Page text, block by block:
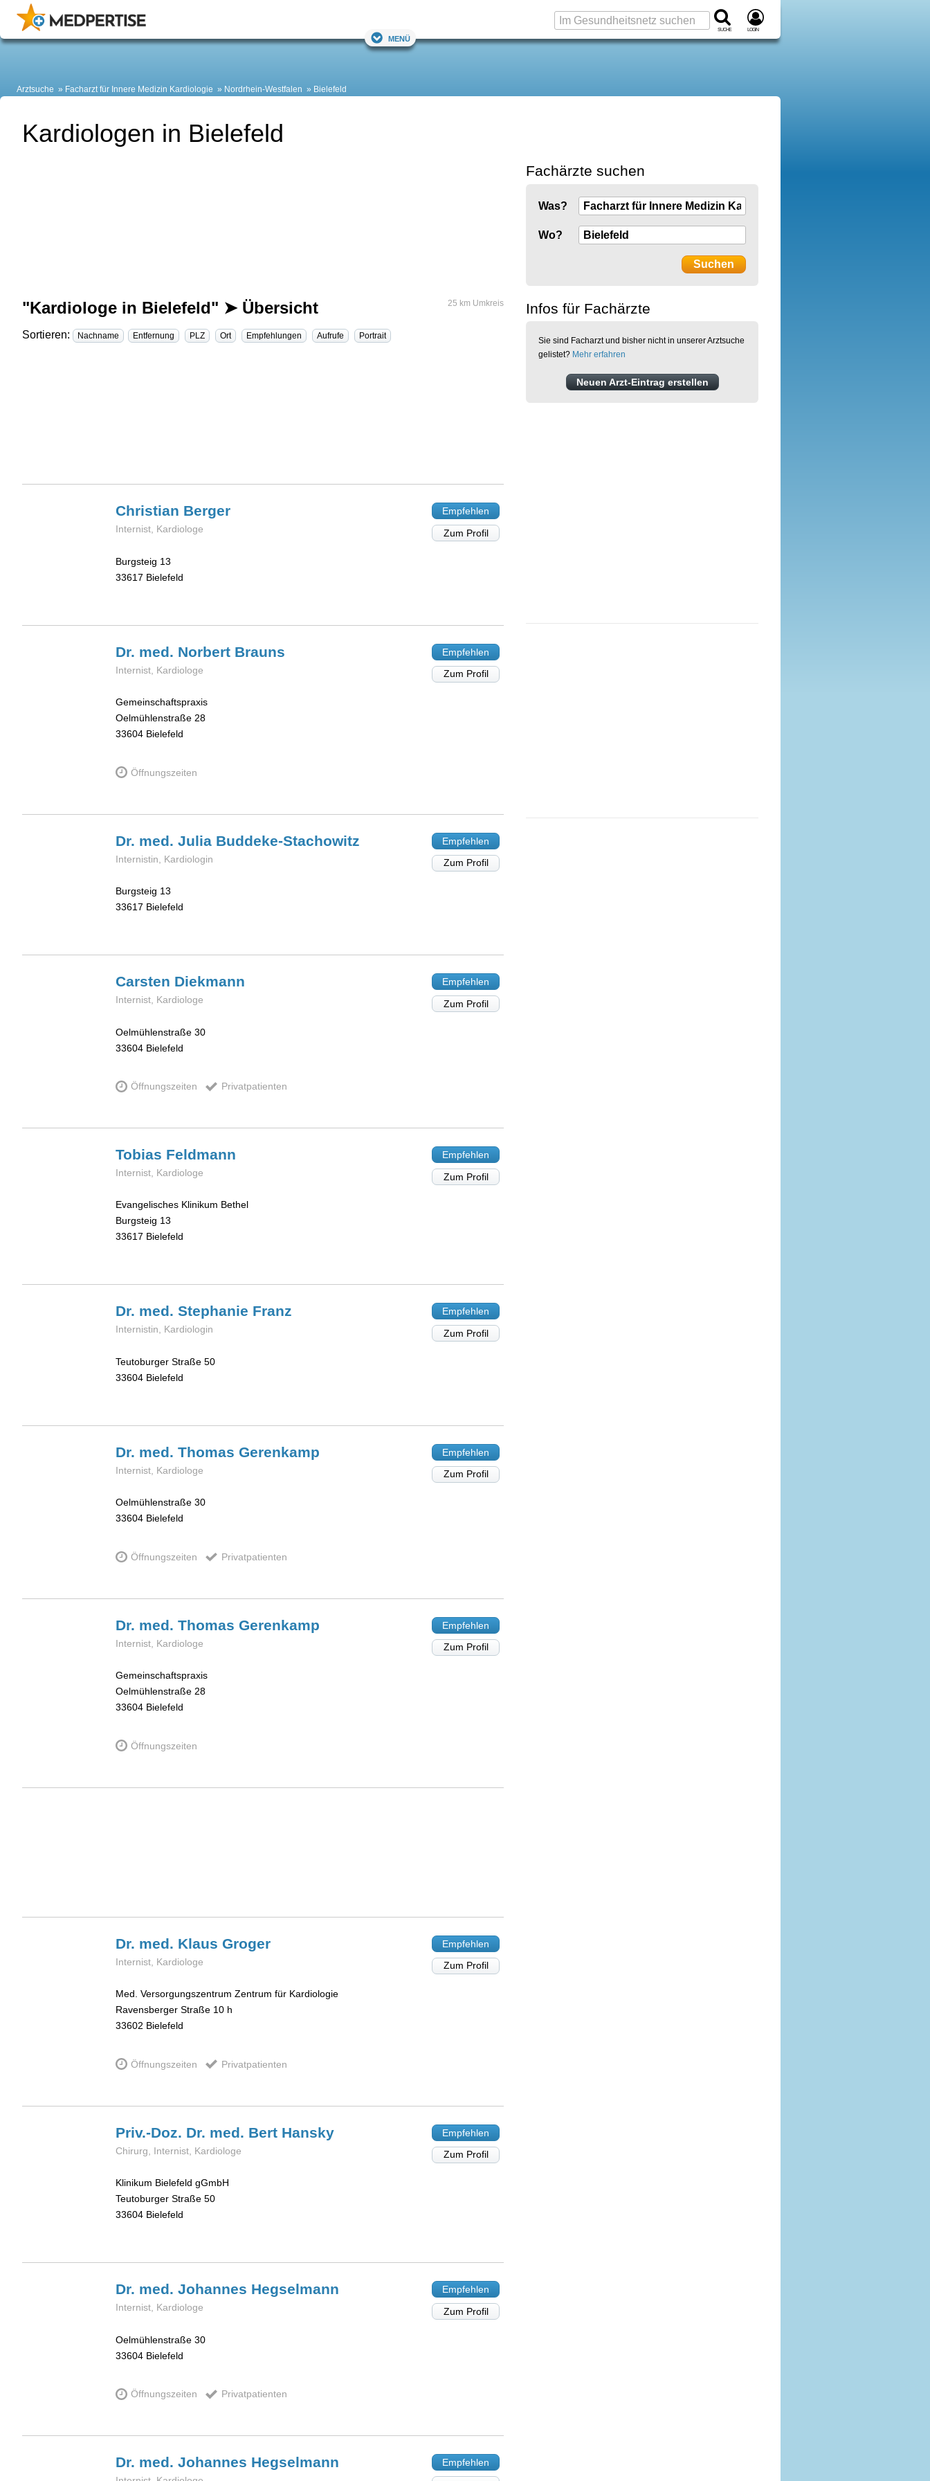
Suche Login
Menü
Arztsuche Facharzt für Innere Medizin Kardiologie Nordrhein-Westfalen Bielefeld
Kardiologen in Bielefeld
"Kardiologe in Bielefeld" ➤ Übersicht 25 km Umkreis
Sortieren: Nachname Entfernung PLZ Ort Empfehlungen Aufrufe Portrait
Christian Berger
Internist, Kardiologe
Burgsteig 13
33617 Bielefeld
Empfehlen
Zum Profil
Dr. med. Norbert Brauns
Internist, Kardiologe
Gemeinschaftspraxis
Oelmühlenstraße 28
33604 Bielefeld
Öffnungszeiten
Empfehlen
Zum Profil
Dr. med. Julia Buddeke-Stachowitz
Internistin, Kardiologin
Burgsteig 13
33617 Bielefeld
Empfehlen
Zum Profil
Carsten Diekmann
Internist, Kardiologe
Oelmühlenstraße 30
33604 Bielefeld
Öffnungszeiten Privatpatienten
Empfehlen
Zum Profil
Tobias Feldmann
Internist, Kardiologe
Evangelisches Klinikum Bethel
Burgsteig 13
33617 Bielefeld
Empfehlen
Zum Profil
Dr. med. Stephanie Franz
Internistin, Kardiologin
Teutoburger Straße 50
33604 Bielefeld
Empfehlen
Zum Profil
Dr. med. Thomas Gerenkamp
Internist, Kardiologe
Oelmühlenstraße 30
33604 Bielefeld
Öffnungszeiten Privatpatienten
Empfehlen
Zum Profil
Dr. med. Thomas Gerenkamp
Internist, Kardiologe
Gemeinschaftspraxis
Oelmühlenstraße 28
33604 Bielefeld
Öffnungszeiten
Empfehlen
Zum Profil
Dr. med. Klaus Groger
Internist, Kardiologe
Med. Versorgungszentrum Zentrum für Kardiologie
Ravensberger Straße 10 h
33602 Bielefeld
Öffnungszeiten Privatpatienten
Empfehlen
Zum Profil
Priv.-Doz. Dr. med. Bert Hansky
Chirurg, Internist, Kardiologe
Klinikum Bielefeld gGmbH
Teutoburger Straße 50
33604 Bielefeld
Empfehlen
Zum Profil
Dr. med. Johannes Hegselmann
Internist, Kardiologe
Oelmühlenstraße 30
33604 Bielefeld
Öffnungszeiten Privatpatienten
Empfehlen
Zum Profil
Dr. med. Johannes Hegselmann
Empfehlen
Fachärzte suchen
Was?
Wo?
Infos für Fachärzte
Sie sind Facharzt und bisher nicht in unserer Arztsuche
gelistet? Mehr erfahren
Neuen Arzt-Eintrag erstellen